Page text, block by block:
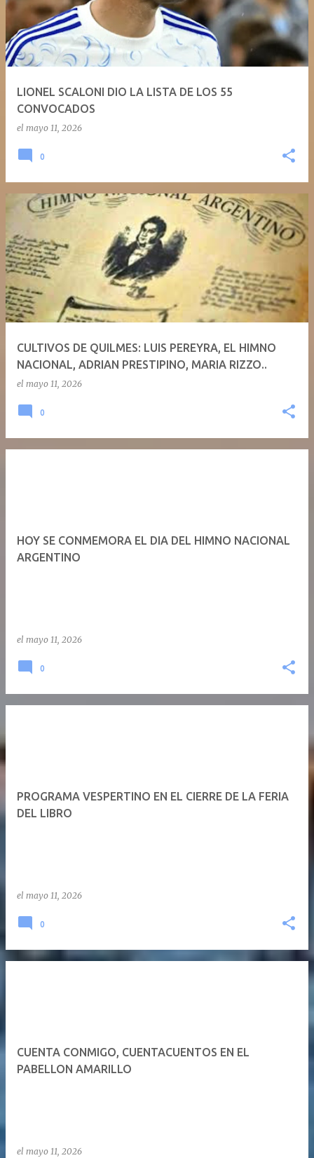
LIONEL SCALONI DIO LA LISTA DE LOS 55
CONVOCADOS
el mayo 11, 2026
0
CULTIVOS DE QUILMES: LUIS PEREYRA, EL HIMNO
NACIONAL, ADRIAN PRESTIPINO, MARIA RIZZO..
el mayo 11, 2026
0
HOY SE CONMEMORA EL DIA DEL HIMNO NACIONAL
ARGENTINO
el mayo 11, 2026
0
PROGRAMA VESPERTINO EN EL CIERRE DE LA FERIA
DEL LIBRO
el mayo 11, 2026
0
CUENTA CONMIGO, CUENTACUENTOS EN EL
PABELLON AMARILLO
el mayo 11, 2026